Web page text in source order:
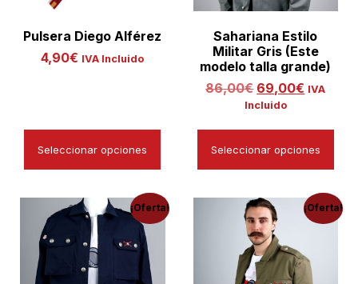
Pulsera Diego Alférez
4,90€ IVA Incluido
Seleccionar opciones
Sahariana Estilo
Militar Gris (Este
modelo talla grande)
86,00€ 69,00€ IVA
Incluido
Seleccionar opciones
¡Oferta! ¡Oferta!